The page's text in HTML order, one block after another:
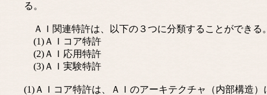
る。
ＡＩ関連特許は、以下の３つに分類することができる
(1)ＡＩコア特許
(2)ＡＩ応用特許
(3)ＡＩ実験特許
(1)ＡＩコア特許は、ＡＩのアーキテクチャ（内部構造